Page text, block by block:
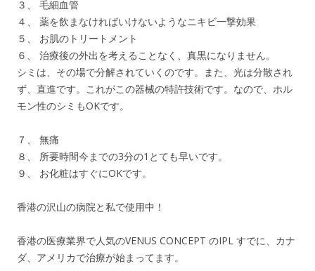
３、 毛細血管
４、 薬を飲まなければいけないようなニキビ一撃効果
５、 お肌のトリートメント
６、 治療後の外出を考えることなく、真黒になりません。
シミは、その場で分解されていくのです。また、光は分散され
ず、直進です。これがこの器械の特許技術です。なので、ホル
モン性のシミもOKです。
７、 無痛
８、 所要時間今までの3分の1とても早いです。
９、 お化粧はすぐにOKです。
香港の沢山の病院と私で使用中！
香港の医療業界で人気のVENUS CONCEPT のIPL すでに、カナ
ダ、アメリカで治療が始まってます。